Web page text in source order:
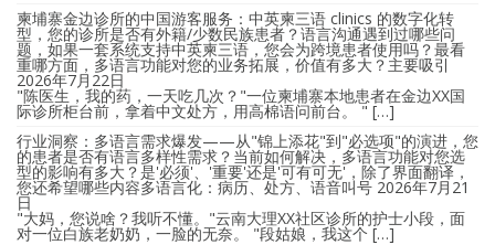
柬埔寨金边诊所的中国游客服务：中英柬三语 clinics 的数字化转
型，您的诊所是否有外籍/少数民族患者？语言沟通遇到过哪些问
题，如果一套系统支持中英柬三语，您会为跨境患者使用吗？最看
重哪方面，多语言功能对您的业务拓展，价值有多大？主要吸引
2026年7月22日
"陈医生，我的药，一天吃几次？"一位柬埔寨本地患者在金边XX国
际诊所柜台前，拿着中文处方，用高棉语问前台。 " […]
行业洞察：多语言需求爆发——从"锦上添花"到"必选项"的演进，您
的患者是否有语言多样性需求？当前如何解决，多语言功能对您选
型的影响有多大？是'必须'、'重要'还是'可有可无'，除了界面翻译，
您还希望哪些内容多语言化：病历、处方、语音叫号 2026年7月21
日
"大妈，您说啥？我听不懂。"云南大理XX社区诊所的护士小段，面
对一位白族老奶奶，一脸的无奈。 "段姑娘，我这个 […]